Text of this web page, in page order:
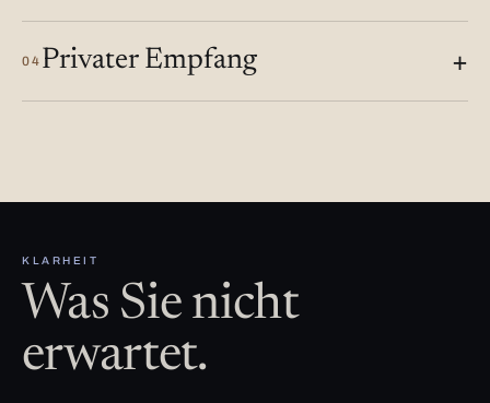
04 Privater Empfang
KLARHEIT
Was Sie nicht
erwartet.